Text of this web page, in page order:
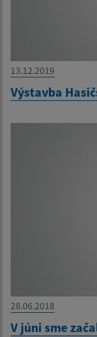
13.12.2019
Výstavba
28.06.2018
V júni sme